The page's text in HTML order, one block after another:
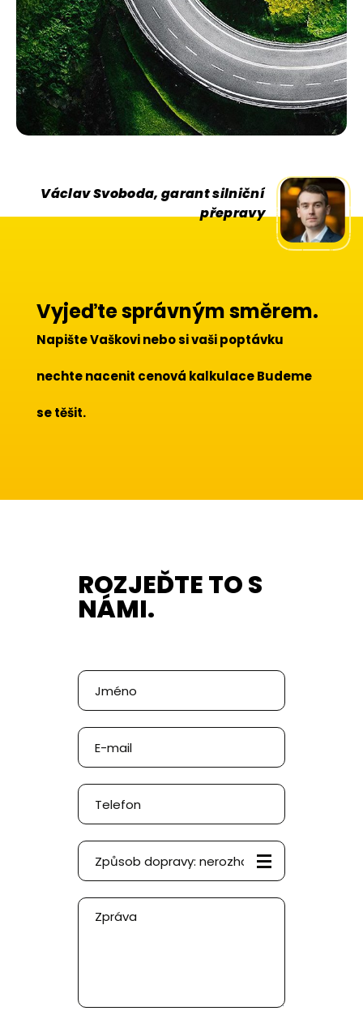
Vyjeďte správným směrem.
NapišteVaškovinebo si vaši poptávku
nechte nacenit cenová kalkulaceBudeme
se těšit.
Václav Svoboda, garant silniční
přepravy
ROZJEĎTE TO S
NÁMI.
Poptávka